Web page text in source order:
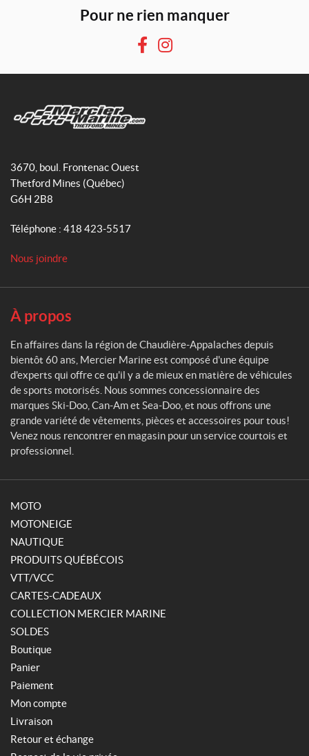
Pour ne rien manquer
F
b
k
I
e
r
c
i
e
r
M
a
n
e
3670, boul. Frontenac Ouest
Thetford Mines (Québec)
G6H 2B8
Téléphone : 418 423-5517
Nous joindre
À propos
En affaires dans la région de Chaudière-Appalaches depuis
bientôt 60 ans, Mercier Marine est composé d'une équipe
d'experts qui offre ce qu'il y a de mieux en matière de véhicules
de sports motorisés. Nous sommes concessionnaire des
marques Ski-Doo, Can-Am et Sea-Doo, et nous offrons une
grande variété de vêtements, pièces et accessoires pour tous!
Venez nous rencontrer en magasin pour un service courtois et
professionnel.
MOTO
MOTONEIGE
NAUTIQUE
PRODUITS QUÉBÉCOIS
VTT/VCC
CARTES-CADEAUX
COLLECTION MERCIER MARINE
SOLDES
Boutique
Panier
Paiement
Mon compte
Livraison
Retour et échange